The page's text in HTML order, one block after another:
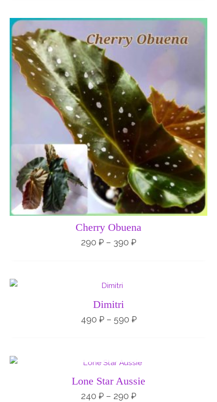
Cherry Obuena
290 ₽ – 390 ₽
Диапазон
290 ₽
–
Dimitri
490 ₽ – 590 ₽590 ₽
Lone Star Aussie
240 ₽ – 290 ₽
Диапазон
цен:
240 ₽
–
290 ₽